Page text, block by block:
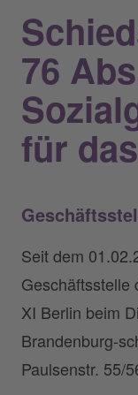
76
für
Seit dem
Geschäftsstelle
XI Berlin beim
Brandenburg-
Paulsenstr. 55/